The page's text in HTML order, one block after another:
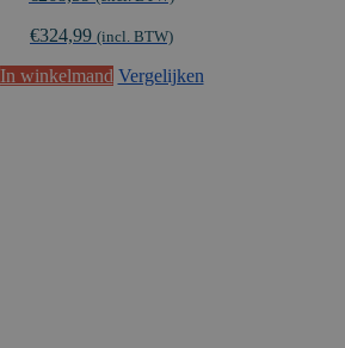
€324,99 (incl. BTW)
In winkelmand Vergelijken